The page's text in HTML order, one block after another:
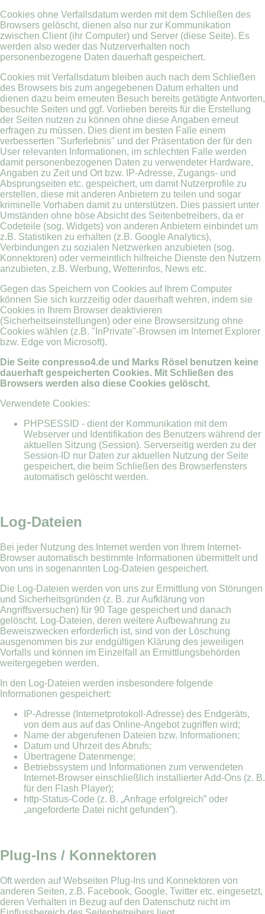
Cookies ohne Verfallsdatum werden mit dem Schließen des
Browsers gelöscht, dienen also nur zur Kommunikation
zwischen Client (ihr Computer) und Server (diese Seite). Es
werden also weder das Nutzerverhalten noch
personenbezogene Daten dauerhaft gespeichert.
Cookies mit Verfallsdatum bleiben auch nach dem Schließen
des Browsers bis zum angegebenen Datum erhalten und
dienen dazu beim erneuten Besuch bereits getätigte Antworten,
besuchte Seiten und ggf. Vorlieben bereits für die Erstellung
der Seiten nutzen zu können ohne diese Angaben erneut
erfragen zu müssen. Dies dient im besten Falle einem
verbesserten "Surferlebnis" und der Präsentation der für den
User relevanten Informationen, im schlechten Falle werden
damit personenbezogenen Daten zu verwendeter Hardware,
Angaben zu Zeit und Ort bzw. IP-Adresse, Zugangs- und
Absprungseiten etc. gespeichert, um damit Nutzerprofile zu
erstellen, diese mit anderen Anbietern zu teilen und sogar
kriminelle Vorhaben damit zu unterstützen. Dies passiert unter
Umständen ohne böse Absicht des Seitenbetreibers, da er
Codeteile (sog. Widgets) von anderen Anbietern einbindet um
z.B. Statistiken zu erhalten (z.B. Google Analytics),
Verbindungen zu sozialen Netzwerken anzubieten (sog.
Konnektoren) oder vermeintlich hilfreiche Dienste den Nutzern
anzubieten, z.B. Werbung, Wetterinfos, News etc.
Gegen das Speichern von Cookies auf Ihrem Computer
können Sie sich kurzzeitig oder dauerhaft wehren, indem sie
Cookies in Ihrem Browser deaktivieren
(Sicherheitseinstellungen) oder eine Browsersitzung ohne
Cookies wählen (z.B. "InPrivate"-Browsen im Internet Explorer
bzw. Edge von Microsoft).
Die Seite conpresso4.de und Marks Rösel benutzen keine
dauerhaft gespeicherten Cookies. Mit Schließen des
Browsers werden also diese Cookies gelöscht.
Verwendete Cookies:
PHPSESSID - dient der Kommunikation mit dem
Webserver und Identifikation des Benutzers während der
aktuellen Sitzung (Session). Serverseitig werden zu der
Session-ID nur Daten zur aktuellen Nutzung der Seite
gespeichert, die beim Schließen des Browserfensters
automatisch gelöscht werden.
Log-Dateien
Bei jeder Nutzung des Internet werden von Ihrem Internet-
Browser automatisch bestimmte Informationen übermittelt und
von uns in sogenannten Log-Dateien gespeichert.
Die Log-Dateien werden von uns zur Ermittlung von Störungen
und Sicherheitsgründen (z. B. zur Aufklärung von
Angriffsversuchen) für 90 Tage gespeichert und danach
gelöscht. Log-Dateien, deren weitere Aufbewahrung zu
Beweiszwecken erforderlich ist, sind von der Löschung
ausgenommen bis zur endgültigen Klärung des jeweiligen
Vorfalls und können im Einzelfall an Ermittlungsbehörden
weitergegeben werden.
In den Log-Dateien werden insbesondere folgende
Informationen gespeichert:
IP-Adresse (Internetprotokoll-Adresse) des Endgeräts,
von dem aus auf das Online-Angebot zugriffen wird;
Name der abgerufenen Dateien bzw. Informationen;
Datum und Uhrzeit des Abrufs;
Übertragene Datenmenge;
Betriebssystem und Informationen zum verwendeten
Internet-Browser einschließlich installierter Add-Ons (z. B.
für den Flash Player);
http-Status-Code (z. B. „Anfrage erfolgreich” oder
„angeforderte Datei nicht gefunden”).
Plug-Ins / Konnektoren
Oft werden auf Webseiten Plug-Ins und Konnektoren von
anderen Seiten, z.B. Facebook, Google, Twitter etc. eingesetzt,
deren Verhalten in Bezug auf den Datenschutz nicht im